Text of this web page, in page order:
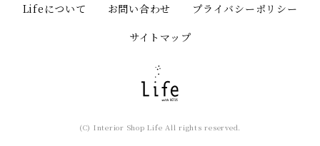
Lifeについて
お問い合わせ
プライバシーポリシー
サイトマップ
(C) Interior Shop Life All rights reserved.